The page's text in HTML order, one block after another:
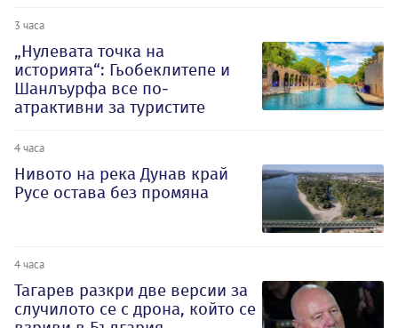
3 часа
„Нулевата точка на
историята“: Гьобеклитепе и
Шанлъурфа все по-
атрактивни за туристите
4 часа
Нивото на река Дунав край
Русе остава без промяна
4 часа
Тагарев разкри две версии за
случилото се с дрона, който се